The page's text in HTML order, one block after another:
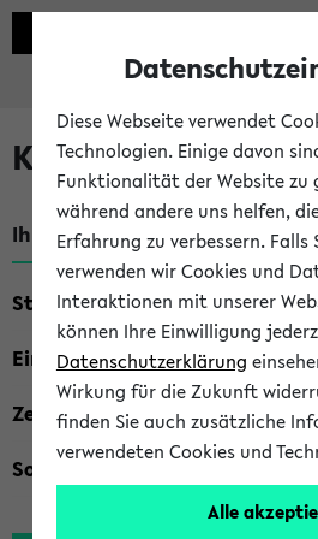
Kombisuche im
Ihre Suchkriterien:
Studienfach
Einrichtung
Zeiten
Sonstiges
Diese Webseite verwendet
Technologien. Einige davon
Funktionalität der Website zu
während andere uns helfen,
Erfahrung zu verbessern. Falls
verwenden wir Cookies und
Interaktionen mit unserer
können Ihre Einwilligung
Datenschutzerklärung
Wirkung für die Zukunft
finden Sie auch zusätzliche
verwendeten Cookies und
Alle